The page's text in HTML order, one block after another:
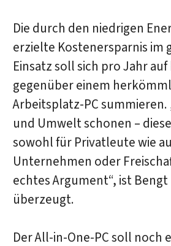
Die durch den niedrigen
erzielte Kostenersparnis im
Einsatz soll sich pro Jahr auf
gegenüber einem
Arbeitsplatz-PC summieren.
und Umwelt schonen –
sowohl für Privatleute wie
Unternehmen oder
echtes Argument“, ist
überzeugt.
Der All-in-One-PC soll noch